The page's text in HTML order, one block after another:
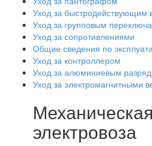
Уход за быстродействующим
Уход за групповым
Уход за сопротивлениями
Общие сведения по
Уход за контроллером
Уход за алюминиевым
Уход за электромагнитными
электровоза